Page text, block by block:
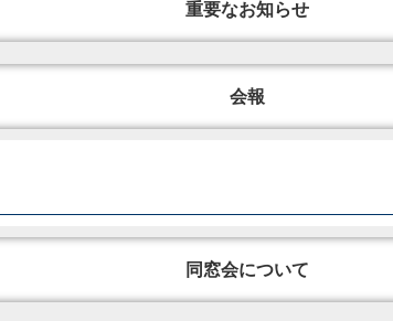
重要なお知らせ
会報
同窓会について